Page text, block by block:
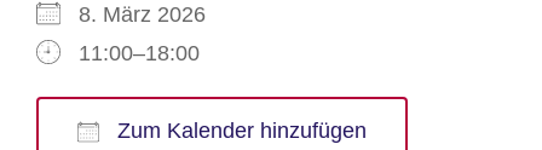
8. März 2026
11:00–18:00
Zum Kalender hinzufügen